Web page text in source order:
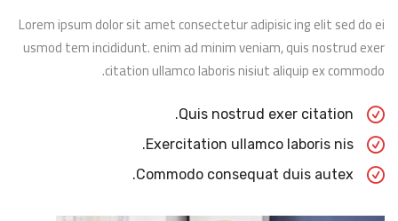
Lorem ipsum dolor sit amet consectetur adipisic ing elit sed do ei
usmod tem incididunt. enim ad minim veniam, quis nostrud exer
citation ullamco laboris nisiut aliquip ex commodo.
Quis nostrud exer citation.
Exercitation ullamco laboris nis.
Commodo consequat duis autex.